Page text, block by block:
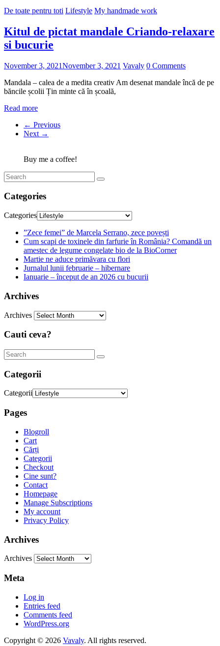
De toate pentru toti Lifestyle My handmade work
Kitul de pictat mandale Criando-relaxare
si bucurie
November 3, 2021November 3, 2021 Vavaly 0 Comments
Mandala – calea de a medita creativ Am desenat mandale încă de pe
băncile școlii Țin minte că în școală,
Read more
← Previous
Next →
Buy me a coffee!
Categories
Categories
”Zece femei” de Marcela Serrano, zece povești
Cum scapi de toxinele din farfurie în România? Comandă un
amestec de legume congelate bio de la BioCorner
Martie ne aduce primăvara cu flori
Jurnalul lunii februarie – hibernare
Ianuarie – început de an 2026 cu bucurii
Archives
Archives
Cauti ceva?
Categorii
Categorii
Pages
Blogroll
Cart
Cărți
Categorii
Checkout
Cine sunt?
Contact
Homepage
Manage Subscriptions
My account
Privacy Policy
Archives
Archives
Meta
Log in
Entries feed
Comments feed
WordPress.org
Copyright © 2026 Vavaly. All rights reserved.